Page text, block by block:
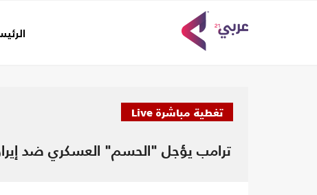
تغطية مباشرة Live
ترامب يؤجل "الحسم" العسكري ضد